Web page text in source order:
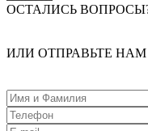
ОСТАЛИСЬ
ИЛИ ОТПРАВЬТЕ